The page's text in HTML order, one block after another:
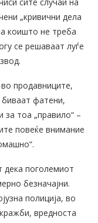
сите случаи на
„кривични дела
коишто не треба
се решаваат луѓе
продавниците,
биваат фатени,
тоа „правило“ –
повеќе внимание
дека поголемиот
безначајни.
полиција, во
вредноста